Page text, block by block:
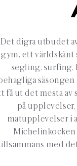
Det digra utbudet
gym, ett
segling, surfing,
få ut det mesta av
på
matupplevelser i
Michelinkocken
med